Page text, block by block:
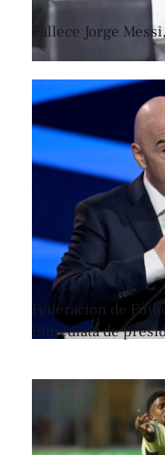
Fallece Jorge
Federación de
inmediata de